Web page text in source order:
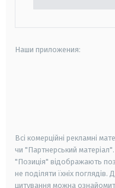
Наши приложения:
Всі комерційні рекламні
чи "Партнерський
"Позиція" відображають
не поділяти їхніх
цитування можна